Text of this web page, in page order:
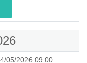
05/2026 09:00